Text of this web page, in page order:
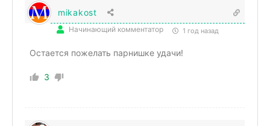
mikakost
Начинающий комментатор 1 год назад
Остается пожелать парнишке удачи!
3